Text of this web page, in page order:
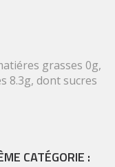
grasses 0g,
8.3g, dont sucres
CATÉGORIE :